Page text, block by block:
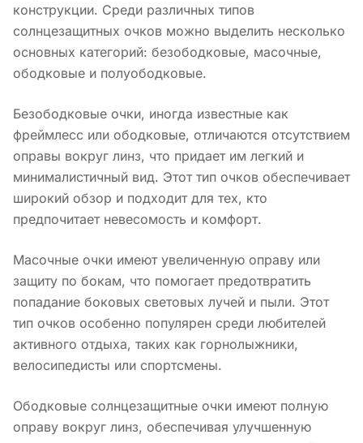
конструкции. Среди различных типов
солнцезащитных очков можно выделить несколько
основных категорий: безободковые, масочные,
ободковые и полуободковые.
Безободковые очки, иногда известные как
фреймлесс или ободковые, отличаются отсутствием
оправы вокруг линз, что придает им легкий и
минималистичный вид. Этот тип очков обеспечивает
широкий обзор и подходит для тех, кто
предпочитает невесомость и комфорт.
Масочные очки имеют увеличенную оправу или
защиту по бокам, что помогает предотвратить
попадание боковых световых лучей и пыли. Этот
тип очков особенно популярен среди любителей
активного отдыха, таких как горнолыжники,
велосипедисты или спортсмены.
Ободковые солнцезащитные очки имеют полную
оправу вокруг линз, обеспечивая улучшенную